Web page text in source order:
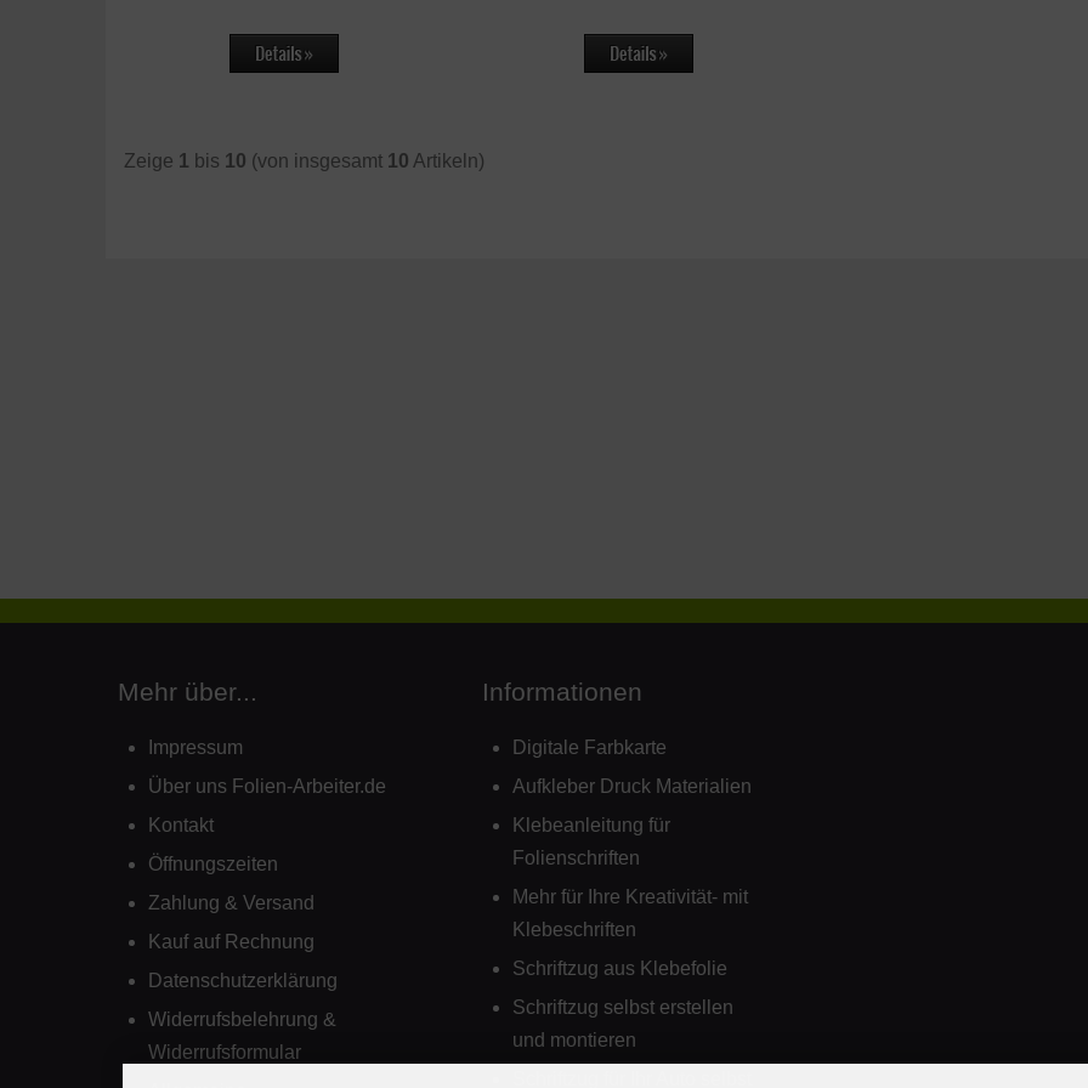
Zeige 1 bis 10 (von insgesamt 10 Artikeln)
Mehr über...
Impressum
Über uns Folien-Arbeiter.de
Kontakt
Öffnungszeiten
Zahlung & Versand
Kauf auf Rechnung
Datenschutzerklärung
Widerrufsbelehrung &
Widerrufsformular
Informationen
Digitale Farbkarte
Aufkleber Druck Materialien
Klebeanleitung für
Folienschriften
Mehr für Ihre Kreativität- mit
Klebeschriften
Schriftzug aus Klebefolie
Schriftzug selbst erstellen
und montieren